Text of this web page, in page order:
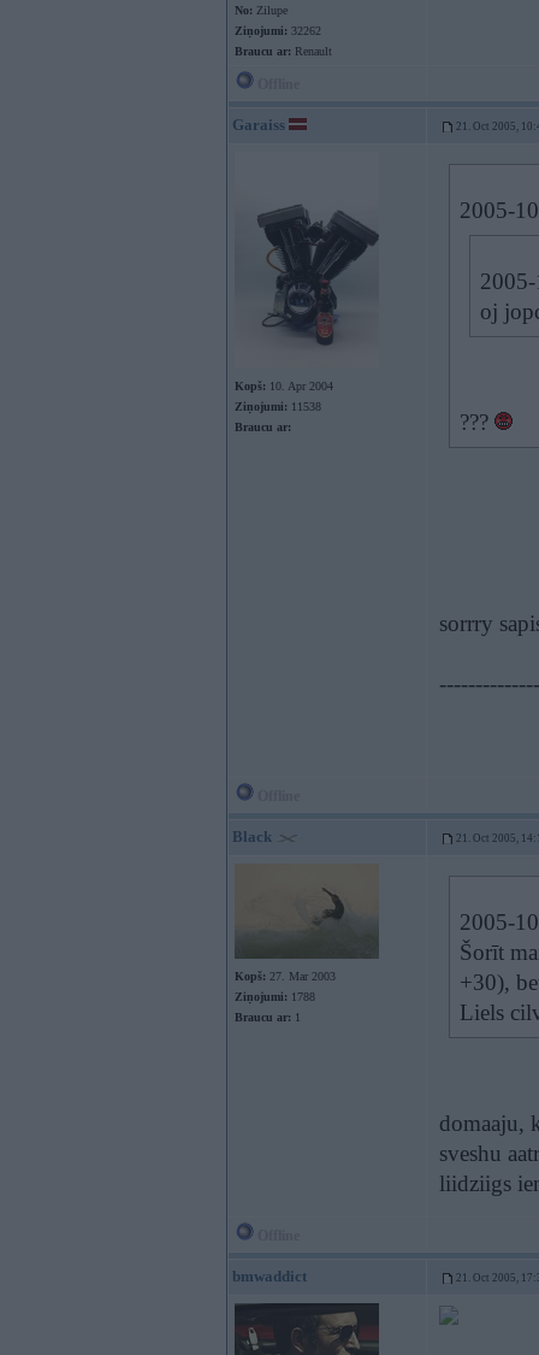
No: Zilupe
Ziņojumi: 32262
Braucu ar: Renault
Garaiss 21. Oct 2005,
Kopš: 10. Apr 2004
Ziņojumi: 11538
Braucu ar:
2005-
oj
???
sorrry
Black 21. Oct 2005,
Kopš: 27. Mar 2003
Ziņojumi: 1788
Braucu ar: 1
2005-
Šorīt
+30),
Liels
domaaju,
sveshu
liidziigs
bmwaddict 21. Oct 2005,